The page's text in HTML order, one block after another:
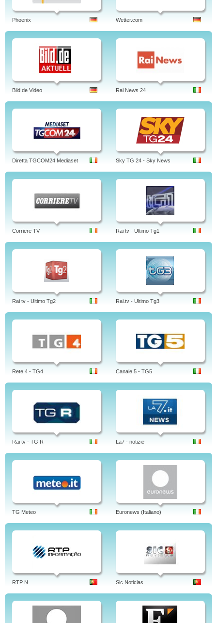
Phoenix Wetter.com
Bild.de Video Rai News 24
Diretta TGCOM24 Mediaset Sky TG 24 - Sky News
Corriere TV Rai tv - Ultimo Tg1
Rai tv - Ultimo Tg2 Rai.tv - Ultimo Tg3
Rete 4 - TG4 Canale 5 - TG5
Rai tv - TG R La7 - notizie
TG Meteo Euronews (Italiano)
RTP N Sic Noticias